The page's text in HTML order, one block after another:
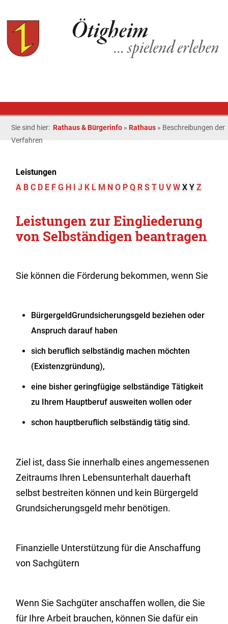
Sie sind hier: Rathaus & Bürgerinfo » Rathaus » Beschreibungen der
Verfahren
Leistungen
A B C D E F G H I J K L M N O P Q R S T U V W X Y Z
Leistungen zur Eingliederung
von Selbständigen beantragen
Sie können die Förderung bekommen, wenn Sie
BürgergeldGrundsicherungsgeld beziehen oder
Anspruch darauf haben
sich beruflich selbständig machen möchten
(Existenzgründung),
eine bisher geringfügige selbständige Tätigkeit
zu Ihrem Hauptberuf ausweiten wollen oder
schon hauptberuflich selbständig tätig sind.
Ziel ist, dass Sie innerhalb eines angemessenen
Zeitraums Ihren Lebensunterhalt dauerhaft
selbst bestreiten können und kein Bürgergeld
Grundsicherungsgeld mehr benötigen.
Finanzielle Unterstützung für die Anschaffung
von Sachgütern
Wenn Sie Sachgüter anschaffen wollen, die Sie
für Ihre Arbeit brauchen, können Sie dafür ein